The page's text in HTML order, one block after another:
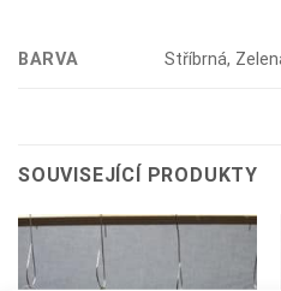
BARVA Stříbrná,
SOUVISEJÍCÍ PRODUKTY